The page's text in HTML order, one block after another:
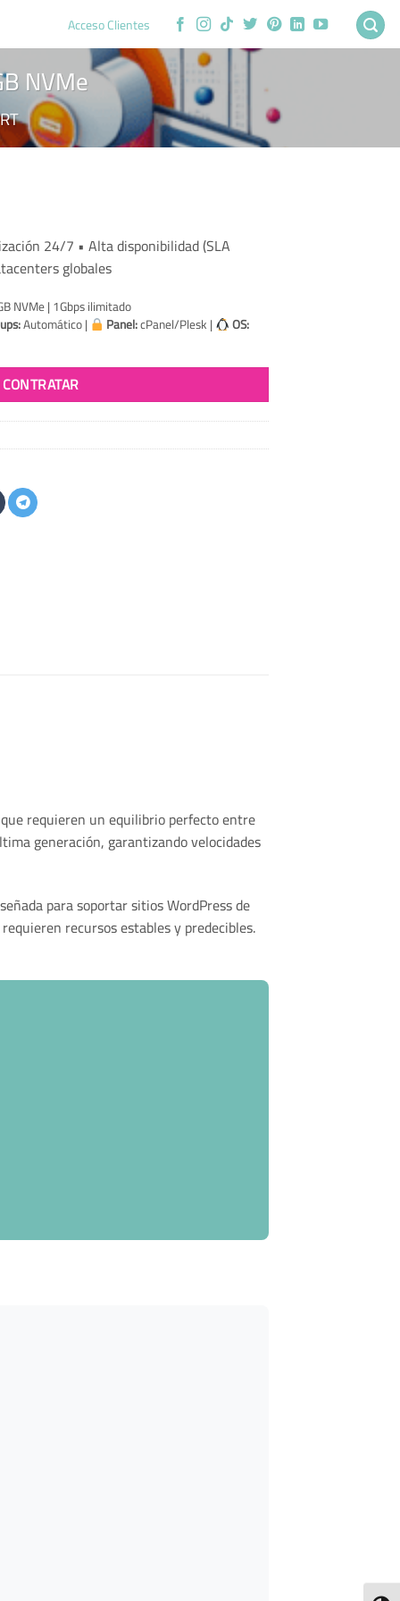
Acceso Clientes
NVMe
24/7 • Alta disponibilidad (SLA
globales
NVMe | 1Gbps ilimitado
Automático | Panel:cPanel/Plesk | OS:
CONTRATAR
requieren un equilibrio perfecto entre
generación, garantizando velocidades
para soportar sitios WordPress de
recursos estables y predecibles.